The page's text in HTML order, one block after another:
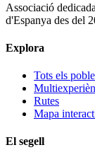
Associació
d'Espanya des del
Explora
Tots els
Rutes
Mapa
El segell